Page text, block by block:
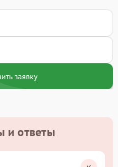
заявку
и ответы